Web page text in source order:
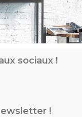
sociaux !
!